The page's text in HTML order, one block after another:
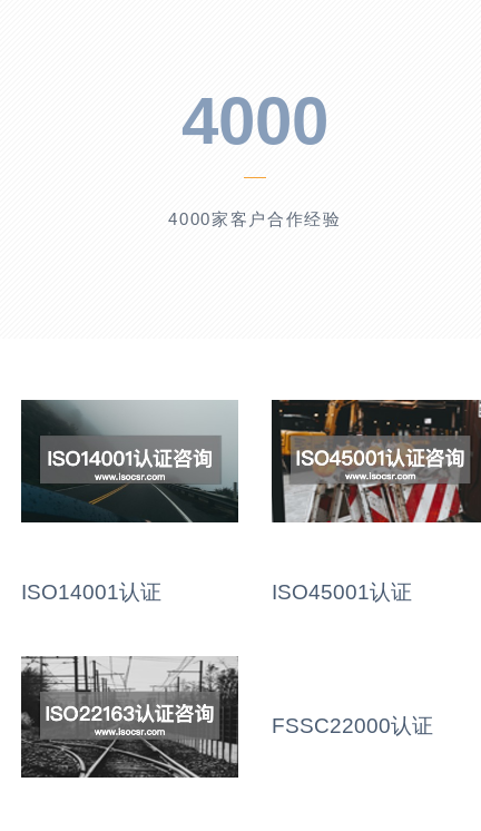
4000
4000家客户合作经验
ISO14001认证 ISO45001认证
FSSC22000认证